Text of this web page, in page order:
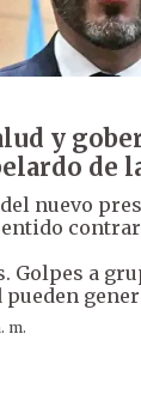
y
de
nuevo
Golpes a
pueden
m.